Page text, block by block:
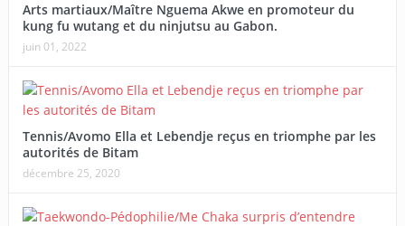
Arts martiaux/Maître Nguema Akwe en promoteur du
kung fu wutang et du ninjutsu au Gabon.
juin 01, 2022
Tennis/Avomo Ella et Lebendje reçus en triomphe par les
autorités de Bitam
décembre 25, 2020